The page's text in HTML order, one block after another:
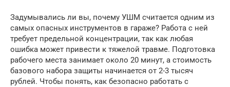
Задумывались ли вы, почему УШМ считается одним из
самых опасных инструментов в гараже? Работа с ней
требует предельной концентрации, так как любая
ошибка может привести к тяжелой травме. Подготовка
рабочего места занимает около 20 минут, а стоимость
базового набора защиты начинается от 2-3 тысяч
рублей. Чтобы понять, как безопасно работать с